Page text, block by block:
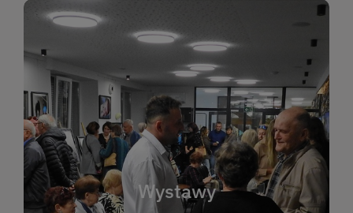
Wystawy
malarstwo, fotografię, rękodzieło i inne formy
artystyczne. Każda wystawa to wyjątkowa okazja
do kontaktu z kulturą i sztuką w przestrzeni
biblioteki. Serdecznie zapraszamy wszystkich
miłośników estetycznych doznań!
WIĘCEJ